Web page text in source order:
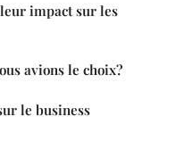
impact sur les
avions le choix?
le business